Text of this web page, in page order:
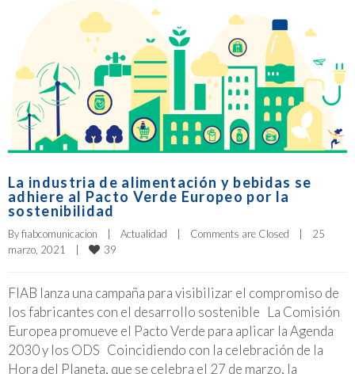
La industria de alimentación y bebidas se
adhiere al Pacto Verde Europeo por la
sostenibilidad
By fiabcomunicacion Actualidad Comments are Closed
25
marzo, 2021
39
FIAB lanza una campaña para visibilizar el compromiso de
los fabricantes con el desarrollo sostenible La Comisión
Europea promueve el Pacto Verde para aplicar la Agenda
2030 y los ODS Coincidiendo con la celebración de la
Hora del Planeta, que se celebra el 27 de marzo, la